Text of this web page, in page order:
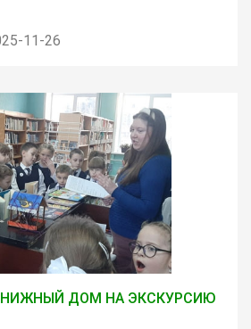
11-26
ДОМ НА ЭКСКУРСИЮ